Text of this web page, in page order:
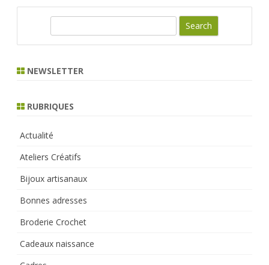
r
NEWSLETTER
RUBRIQUES
Actualité
Ateliers Créatifs
Bijoux artisanaux
Bonnes adresses
Broderie Crochet
Cadeaux naissance